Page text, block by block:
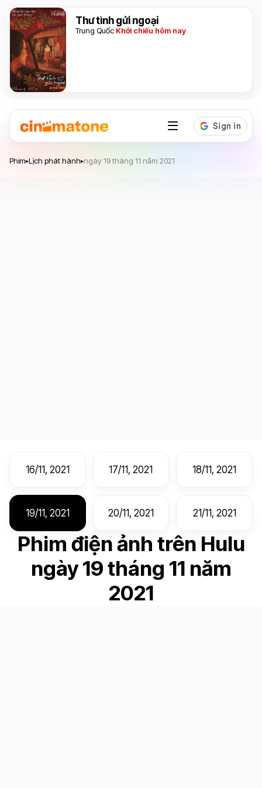
Thư tình gửi ngoại
Trung Quốc Khởi chiếu hôm nay
Phim▸Lịch phát hành▸ngày 19 tháng 11 năm 2021
16/11, 2021 17/11, 2021 18/11, 2021
19/11, 2021 20/11, 2021 21/11, 2021
Phim điện ảnh trên Hulu
ngày 19 tháng 11 năm
2021